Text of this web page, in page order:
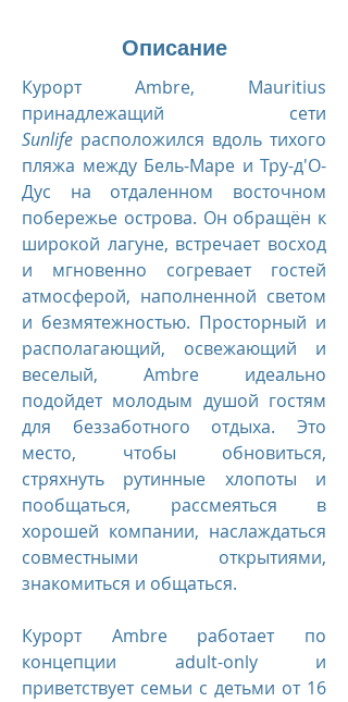
Описание
Курорт Ambre, Mauritius
принадлежащий сети
Sunlife расположился вдоль тихого
пляжа между Бель-Маре и Тру-д'О-
Дус на отдаленном восточном
побережье острова. Он обращён к
широкой лагуне, встречает восход
и мгновенно согревает гостей
атмосферой, наполненной светом
и безмятежностью. Просторный и
располагающий, освежающий и
веселый, Ambre идеально
подойдет молодым душой гостям
для беззаботного отдыха. Это
место, чтобы обновиться,
стряхнуть рутинные хлопоты и
пообщаться, рассмеяться в
хорошей компании, наслаждаться
совместными открытиями,
знакомиться и общаться.
Курорт Ambre работает по
концепции adult-only и
приветствует семьи с детьми от 16